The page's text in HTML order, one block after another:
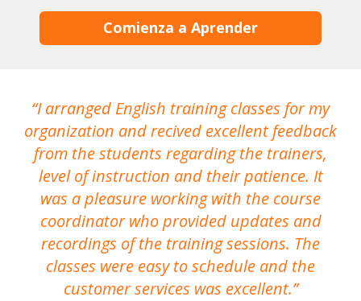
Comienza a Aprender
I arranged English training classes for my
organization and recived excellent feedback
from the students regarding the trainers,
level of instruction and their patience. It
was a pleasure working with the course
coordinator who provided updates and
recordings of the training sessions. The
classes were easy to schedule and the
customer services was excellent.